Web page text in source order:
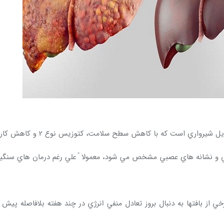
سطح سلامت، كتوزيس نوع 2 و کاهش كارايي توليدمثلي همراه مي باشد.
و نشانه هاي عصبي مشخص مي شود، معمولا ً علي رغم درمان هاي
بافتها به دنبال بروز تعادل منفي انرژي در چند هفته بلافاصله